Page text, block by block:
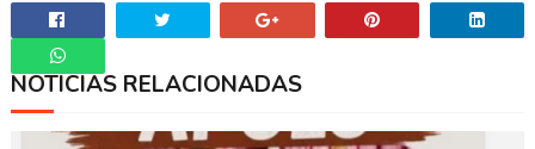
Whatsapp
NOTICIAS RELACIONADAS